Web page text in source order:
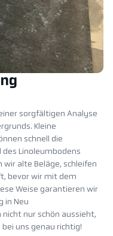
sorgfältigen Analyse
Kleine
schnell die
des Linoleumbodens
alte Beläge, schleifen
bevor wir mit dem
Weise garantieren wir
in Neu
nicht nur schön aussieht,
bei uns genau richtig!